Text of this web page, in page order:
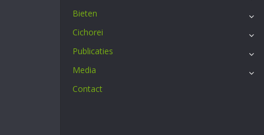
Bieten
Cichorei
Publicaties
Media
Contact